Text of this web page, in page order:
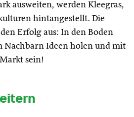
ausweiten, werden Kleegras,
hintangestellt. Die
Erfolg aus: In den Boden
Nachbarn Ideen holen und mit
sein!